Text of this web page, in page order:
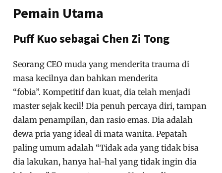
Pemain Utama
Puff Kuo sebagai Chen Zi Tong
Seorang CEO muda yang menderita trauma di
masa kecilnya dan bahkan menderita
“fobia”. Kompetitif dan kuat, dia telah menjadi
master sejak kecil! Dia penuh percaya diri, tampan
dalam penampilan, dan rasio emas. Dia adalah
dewa pria yang ideal di mata wanita. Pepatah
paling umum adalah “Tidak ada yang tidak bisa
dia lakukan, hanya hal-hal yang tidak ingin dia